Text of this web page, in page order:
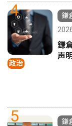
4
政治
鎌
鎌
声明
5
鎌